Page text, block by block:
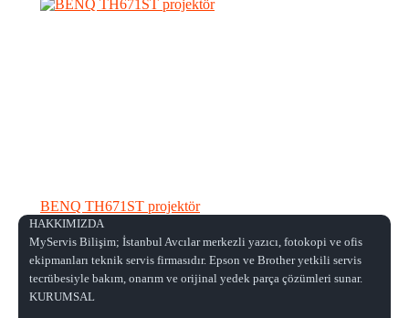
BENQ TH671ST projektör
HAKKIMIZDA
MyServis Bilişim; İstanbul Avcılar merkezli yazıcı, fotokopi ve ofis
ekipmanları teknik servis firmasıdır. Epson ve Brother yetkili servis
tecrübesiyle bakım, onarım ve orijinal yedek parça çözümleri sunar.
KURUMSAL